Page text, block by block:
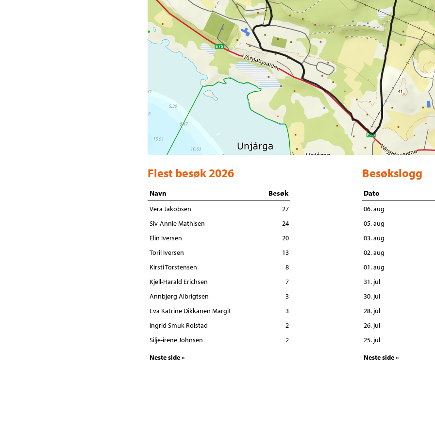
Flest besøk 2026
Navn Besøk
Vera Jakobsen
27
Siv-Annie Mathisen
24
Elin Iversen
20
Toril Iversen
13
Kirsti Torstensen
8
Kjell-Harald Erichsen
7
Annbjørg Albrigtsen
3
Eva Katrine Dikkanen Margit
3
Ingrid Smuk Rolstad
2
Silje-irene Johnsen
2
Neste side »
Besøkslogg
Dato
06. aug
05. aug
03. aug
02. aug
01. aug
31. jul
30. jul
28. jul
26. jul
25. jul
Neste side »